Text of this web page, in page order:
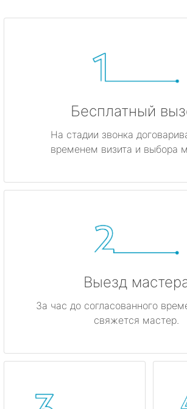
Бесплатный
На стадии звонка
временем визита и выбора
Выезд
За час до согласованного
свяжется мастер.